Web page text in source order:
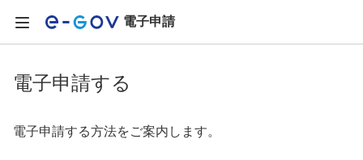
電子申請
電子申請する
電子申請する方法をご案内します。